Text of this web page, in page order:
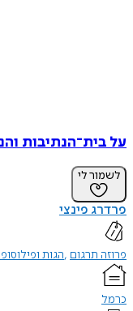
על בית־הנתיבות
לשמור לי
פרדרג פינצי
פרוזה תרגום הגות
כרמל